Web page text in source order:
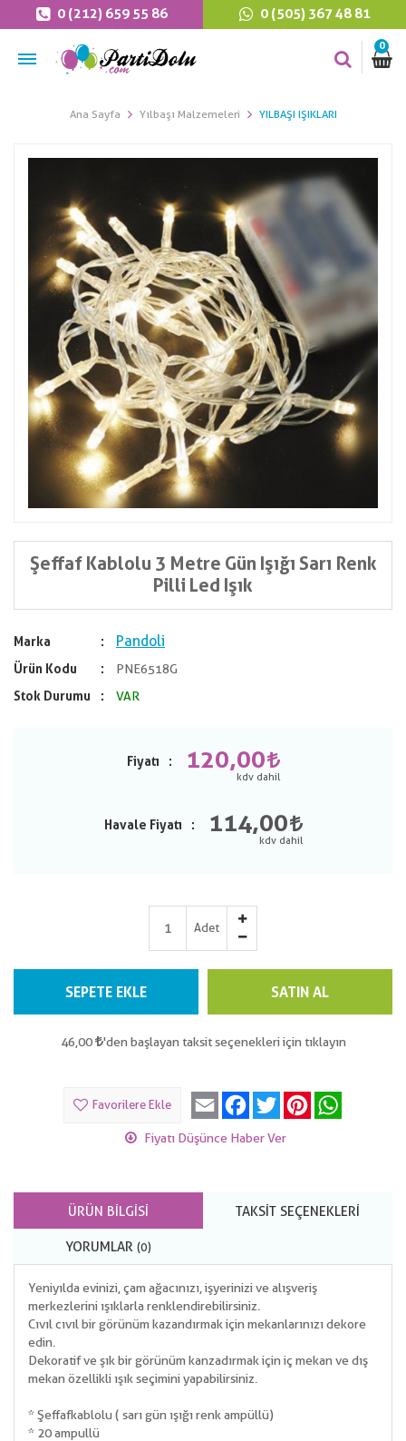
0 (212) 659 55 86 0 (505) 367 48 81
0
Ana Sayfa Yılbaşı Malzemeleri YILBAŞI IŞIKLARI
Şeffaf Kablolu 3 Metre Gün Işığı Sarı Renk
Pilli Led Işık
Marka Pandoli
Ürün Kodu
PNE6518G
Stok Durumu
VAR
Fiyatı 120,00
Havale Fiyatı 114,00
Adet
SEPETE EKLE SATIN AL
46,00 'den başlayan taksit seçenekleri için tıklayın
Favorilere Ekle Email Facebook
Twitter Pinterest
Fiyatı Düşünce Haber Ver
ÜRÜN BILGISI TAKSIT SEÇENEKLERI
YORUMLAR (0)
Yeniyılda evinizi, çam ağacınızı, işyerinizi ve alışveriş
merkezlerini ışıklarla renklendirebilirsiniz.
Cıvıl cıvıl bir görünüm kazandırmak için mekanlarınızı dekore
edin.
Dekoratif ve şık bir görünüm kanzadırmak için iç mekan ve dış
mekan özellikli ışık seçimini yapabilirsiniz.
* Şeffaf kablolu ( sarı gün ışığı renk ampüllü)
* 20 ampullü